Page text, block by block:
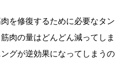
を修復するために必要なタン
肉の量はどんどん減ってしま
グが逆効果になってしまうの